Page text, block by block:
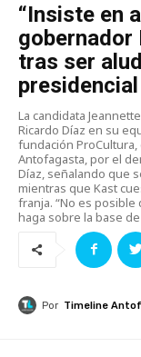
“Insiste en
gobernador
tras ser
presidencial
La candidata
Ricardo Díaz en su
fundación
Antofagasta, por el
Díaz, señalando que
mientras que Kast
franja. “No es
haga sobre la base
Por Timeline